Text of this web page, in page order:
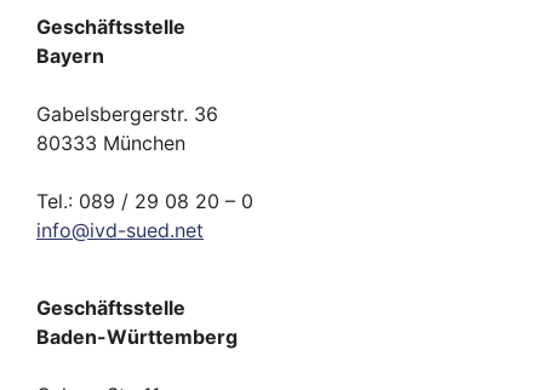
Geschäftsstelle
Bayern
Gabelsbergerstr. 36
80333 München
Tel.: 089 / 29 08 20 – 0
info@ivd-sued.net
Geschäftsstelle
Baden-Württemberg